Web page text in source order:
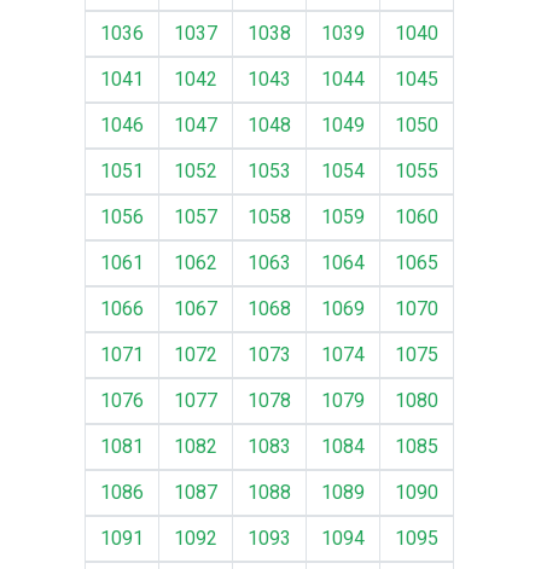
1036
1037 1038 1039
1040
1041
1042 1043 1044
1045
1046
1047 1048 1049
1050
1051
1052 1053 1054
1055
1056
1057 1058 1059
1060
1061
1062 1063 1064
1065
1066
1067 1068 1069
1070
1071
1072 1073 1074
1075
1076
1077 1078 1079
1080
1081
1082 1083 1084
1085
1086
1087 1088 1089
1090
1091
1092 1093 1094 1095